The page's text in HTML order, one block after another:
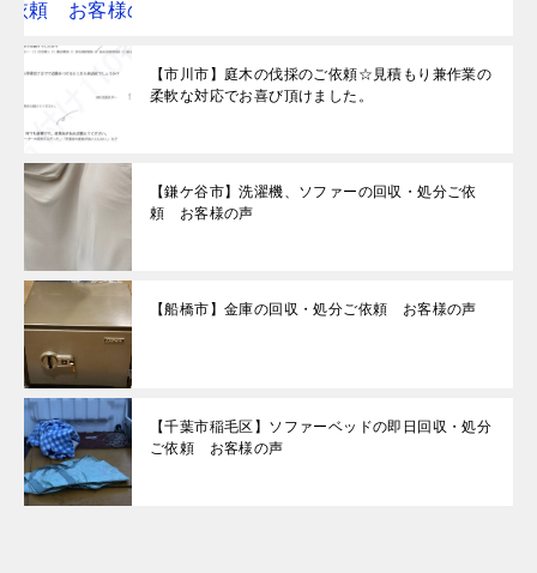
【市川市】庭木の伐採のご依頼☆見積もり兼作業の
柔軟な対応でお喜び頂けました。
【鎌ケ谷市】洗濯機、ソファーの回収・処分ご依
頼 お客様の声
【船橋市】金庫の回収・処分ご依頼 お客様の声
【千葉市稲毛区】ソファーベッドの即日回収・処分
ご依頼 お客様の声